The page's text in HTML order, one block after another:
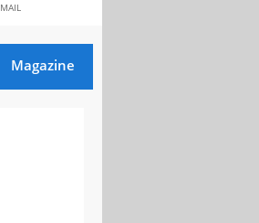
MAIL
Magazine